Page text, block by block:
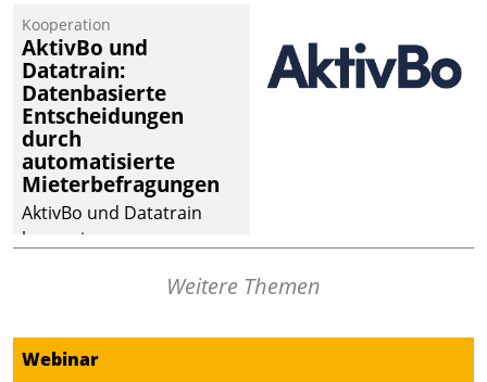
operativen
Instandhaltung in die
SAP-Systemlandschaft
deutscher
Wohnungsunternehmen
– und beschleunigt damit
den Weg vom
Mieteranliegen zum
Dienstleisterauftrag.
Kooperation
AktivBo und
Datatrain:
Datenbasierte
Entscheidungen
durch
automatisierte
Mieterbefragungen
AktivBo und Datatrain
kooperieren –
profitieren: Die nahtlose
von AktivBo und
Datatrain ermöglicht
Weitere Themen
Webinar